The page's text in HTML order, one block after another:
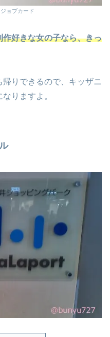
ョブカード
作好きな女の子なら、きっ
りできるので、キッザニ
りますよ。